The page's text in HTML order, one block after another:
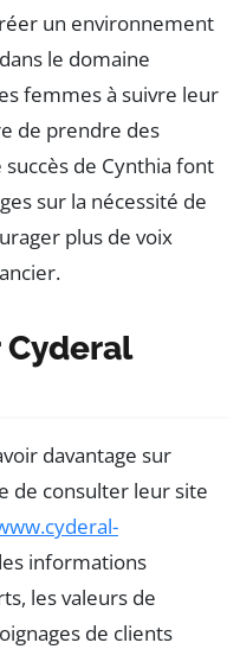
un environnement
le domaine
femmes à suivre leur
de prendre des
de Cynthia font
sur la nécessité de
plus de voix
Cyderal
davantage sur
de consulter leur site
informations
les valeurs de
de clients